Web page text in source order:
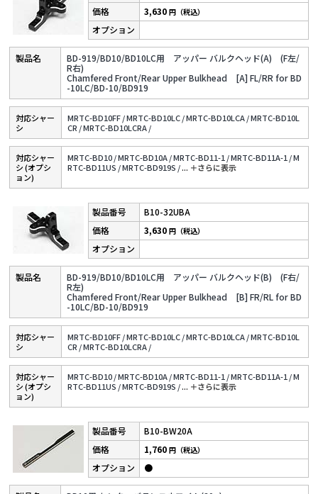
BD-919/BD10/BD10LC用 アッパー バルクヘッド(A) (F左/
R右)
Chamfered Front/Rear Upper Bulkhead [A] FL/RR for BD
-10LC/BD-10/BD919
3,630円（税込）
対応シャー
シ
MRTC-BD10FF /MRTC-BD10LC /MRTC-BD10LCA /MRTC-BD10L
CR /MRTC-BD10LCRA /
対応シャー
シ (オプシ
ョン)
MRTC-BD10 /MRTC-BD10A /MRTC-BD11-1 /MRTC-BD11A-1 /M
RTC-BD11US /MRTC-BD919S /... ＋さらに表⽰
B10-32UBA
BD-919/BD10/BD10LC用 アッパー バルクヘッド(B) (F右/
R左)
Chamfered Front/Rear Upper Bulkhead [B] FR/RL for BD
-10LC/BD-10/BD919
3,630円（税込）
対応シャー
シ
MRTC-BD10FF /MRTC-BD10LC /MRTC-BD10LCA /MRTC-BD10L
CR /MRTC-BD10LCRA /
対応シャー
シ (オプシ
ョン)
MRTC-BD10 /MRTC-BD10A /MRTC-BD11-1 /MRTC-BD11A-1 /M
RTC-BD11US /MRTC-BD919S /... ＋さらに表⽰
B10-BW20A
1,760円（税込）
●